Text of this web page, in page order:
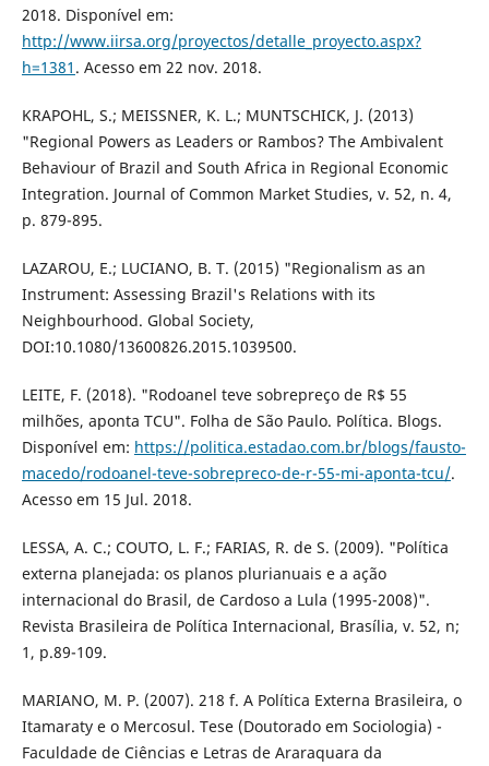
2018. Disponível em:
http://www.iirsa.org/proyectos/detalle_proyecto.aspx?
h=1381 . Acesso em 22 nov. 2018.
KRAPOHL, S.; MEISSNER, K. L.; MUNTSCHICK, J. (2013)
"Regional Powers as Leaders or Rambos? The Ambivalent
Behaviour of Brazil and South Africa in Regional Economic
Integration. Journal of Common Market Studies, v. 52, n. 4,
p. 879-895.
LAZAROU, E.; LUCIANO, B. T. (2015) "Regionalism as an
Instrument: Assessing Brazil's Relations with its
Neighbourhood. Global Society,
DOI:10.1080/13600826.2015.1039500.
LEITE, F. (2018). "Rodoanel teve sobrepreço de R$ 55
milhões, aponta TCU". Folha de São Paulo. Política. Blogs.
Disponível em: https://politica.estadao.com.br/blogs/fausto-
macedo/rodoanel-teve-sobrepreco-de-r-55-mi-aponta-tcu/.
Acesso em 15 Jul. 2018.
LESSA, A. C.; COUTO, L. F.; FARIAS, R. de S. (2009). "Política
externa planejada: os planos plurianuais e a ação
internacional do Brasil, de Cardoso a Lula (1995-2008)".
Revista Brasileira de Política Internacional, Brasília, v. 52, n;
1, p.89-109.
MARIANO, M. P. (2007). 218 f. A Política Externa Brasileira, o
Itamaraty e o Mercosul. Tese (Doutorado em Sociologia) -
Faculdade de Ciências e Letras de Araraquara da